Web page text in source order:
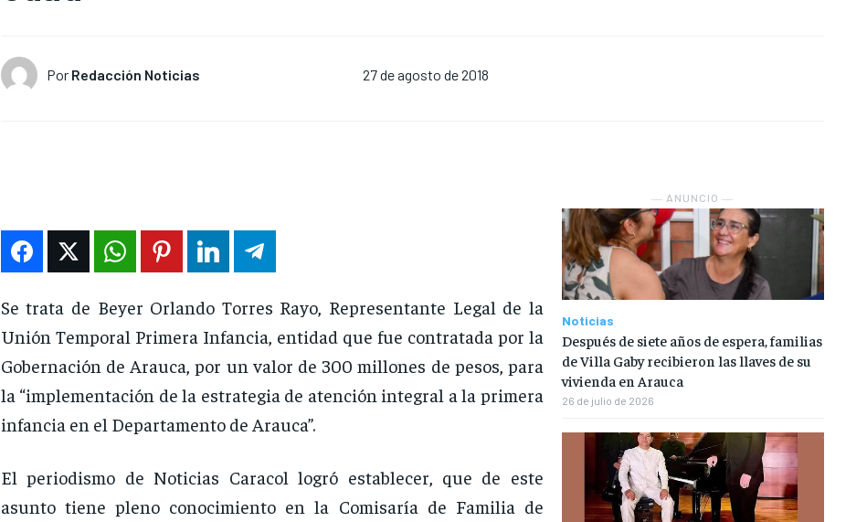
Por Redacción Noticias 27 de agosto de 2018
Se trata de Beyer Orlando Torres Rayo, Representante Legal de la
Unión Temporal Primera Infancia, entidad que fue contratada por la
Gobernación de Arauca, por un valor de 300 millones de pesos, para
la “implementación de la estrategia de atención integral a la primera
infancia en el Departamento de Arauca”.
El periodismo de Noticias Caracol logró establecer, que de este
asunto tiene pleno conocimiento en la Comisaría de Familia de
― ANUNCIO ―
Noticias
Después de siete años de espera, familias
de Villa Gaby recibieron las llaves de su
vivienda en Arauca
26 de julio de 2026